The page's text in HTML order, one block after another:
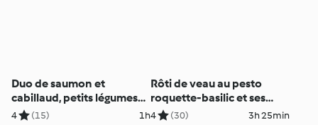
Duo de saumon et
cabillaud, petits légumes
et sauce crustacés
4 (15) 1h
Rôti de veau au pesto
roquette-basilic et ses
légumes du soleil
4 (30) 3h 25min